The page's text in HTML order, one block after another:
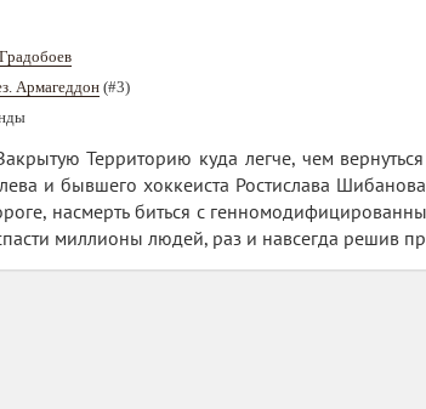
Армагеддон (#3)
Территорию куда легче, чем
и бывшего хоккеиста Ростислава
насмерть биться с
миллионы людей, раз и навсегда решив